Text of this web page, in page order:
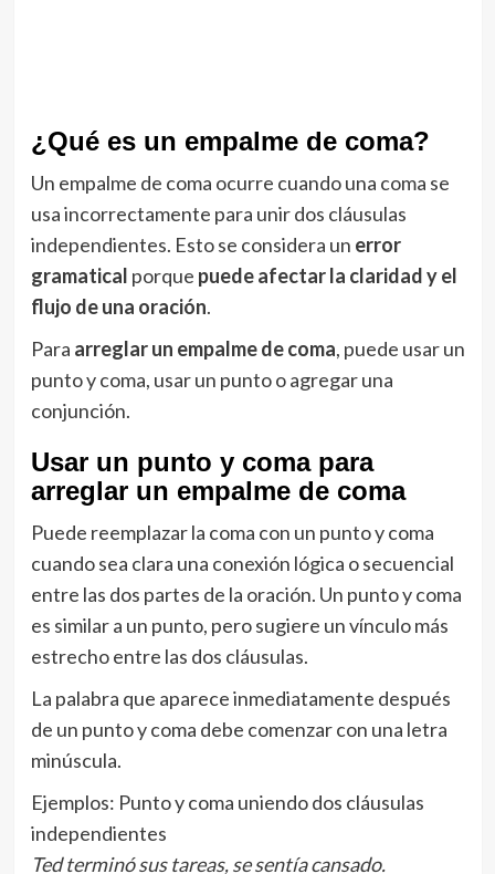
¿Qué es un empalme de coma?
Un empalme de coma ocurre cuando una coma se
usa incorrectamente para unir dos cláusulas
independientes. Esto se considera un error
gramatical porque puede afectar la claridad y el
flujo de una oración.
Para arreglar un empalme de coma, puede usar un
punto y coma, usar un punto o agregar una
conjunción.
Usar un punto y coma para
arreglar un empalme de coma
Puede reemplazar la coma con un punto y coma
cuando sea clara una conexión lógica o secuencial
entre las dos partes de la oración. Un punto y coma
es similar a un punto, pero sugiere un vínculo más
estrecho entre las dos cláusulas.
La palabra que aparece inmediatamente después
de un punto y coma debe comenzar con una letra
minúscula.
Ejemplos: Punto y coma uniendo dos cláusulas
independientes
Ted terminó sus tareas, se sentía cansado.